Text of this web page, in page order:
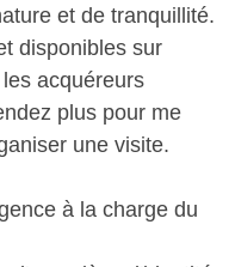
et de tranquillité.
disponibles sur
acquéreurs
plus pour me
une visite.
à la charge du